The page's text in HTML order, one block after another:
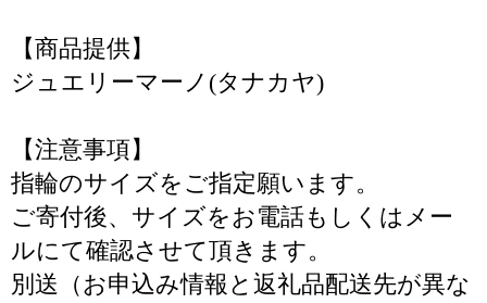
【商品提供】
ジュエリーマーノ(タナカヤ)
【注意事項】
指輪のサイズをご指定願います。
ご寄付後、サイズをお電話もしくはメー
ルにて確認させて頂きます。
別送（お申込み情報と返礼品配送先が異な